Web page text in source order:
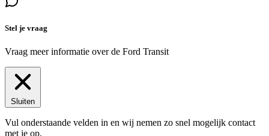
Stel je vraag
Vraag meer informatie over de Ford Transit
Sluiten
Vul onderstaande velden in en wij nemen zo snel mogelijk contact
met je op.